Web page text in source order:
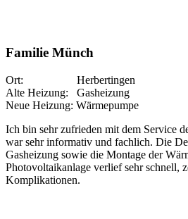
Familie Münch
Ort: Herbertingen
Alte Heizung: Gasheizung
Neue Heizung: Wärmepumpe
Ich bin sehr zufrieden mit dem Service
war sehr informativ und fachlich. Die
Gasheizung sowie die Montage der
Photovoltaikanlage verlief sehr schnell,
Komplikationen.